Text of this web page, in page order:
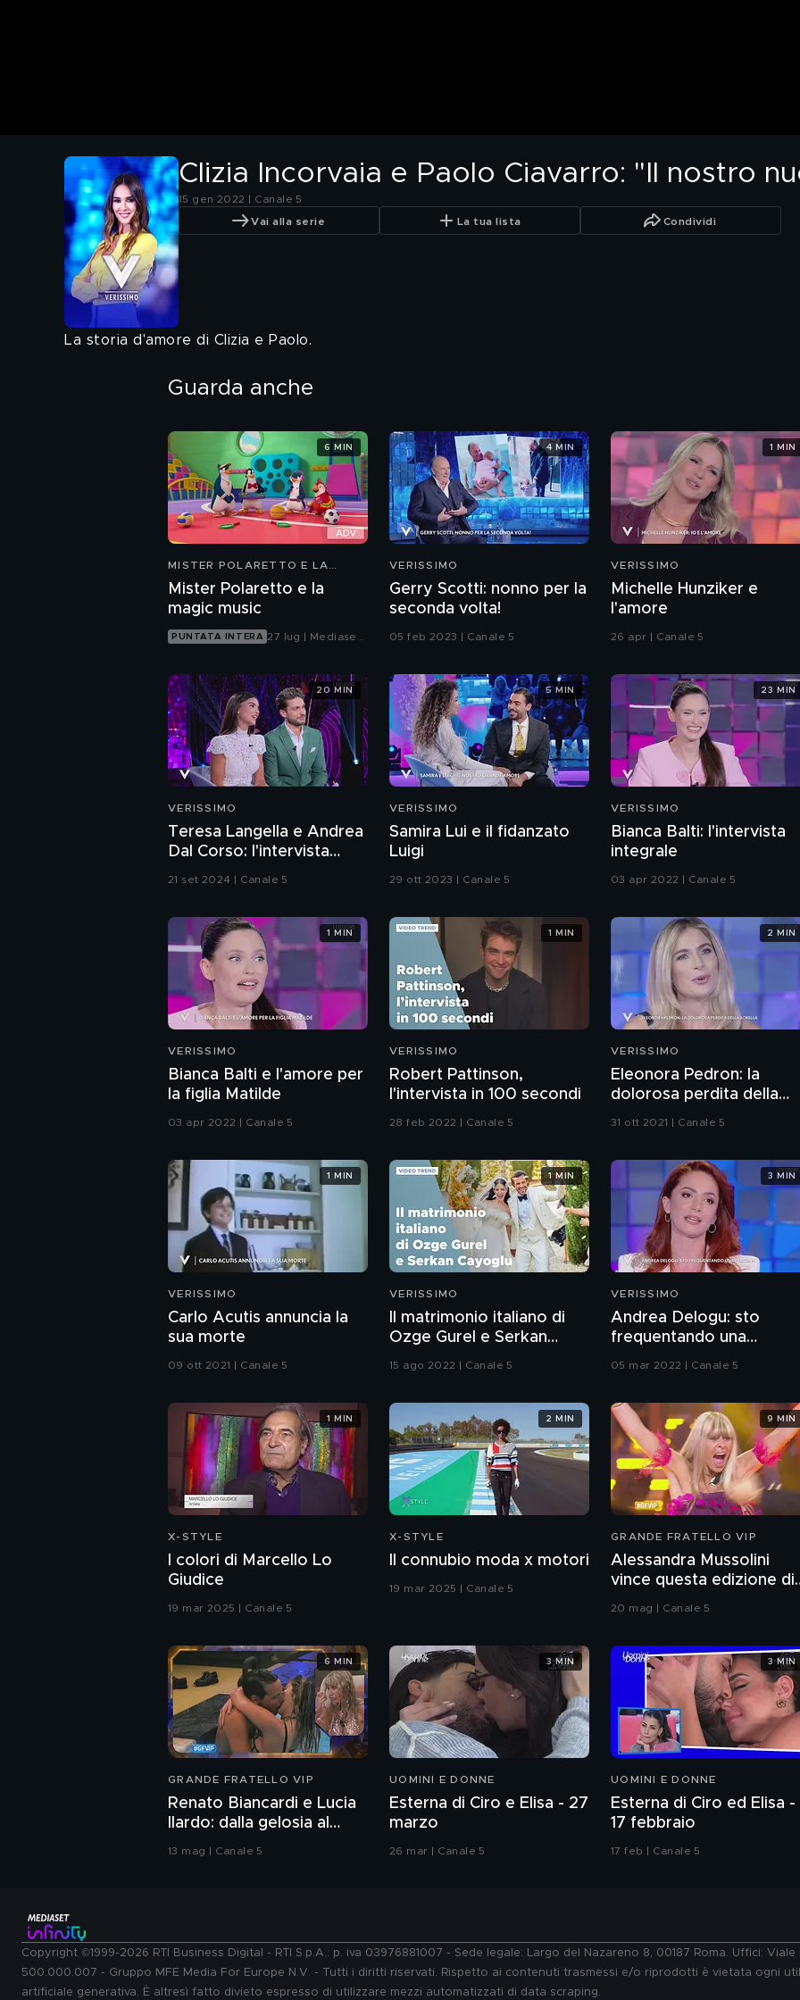
Clizia Incorvaia e Paolo Ciavarro: "Il nostro
15 gen 2022 | Canale 5
Vai alla serie La tua lista Condividi
La storia d'amore di Clizia e Paolo.
Guarda anche
MISTER POLARETTO E LA
Mister Polaretto e la
magic music
PUNTATA INTERA 27 lug | Mediaset
6 MIN
VERISSIMO
Gerry Scotti: nonno per la
seconda volta!
05 feb 2023 | Canale 5
4 MIN
VERISSIMO
Michelle Hunziker e
l'amore
26 apr | Canale 5
1 MIN
VERISSIMO
Teresa Langella e Andrea
Dal Corso: l'intervista
21 set 2024 | Canale 5
20 MIN
VERISSIMO
Samira Lui e il fidanzato
Luigi
29 ott 2023 | Canale 5
5 MIN
VERISSIMO
Bianca Balti: l'intervista
integrale
03 apr 2022 | Canale 5
23 MIN
VERISSIMO
Bianca Balti e l'amore per
la figlia Matilde
03 apr 2022 | Canale 5
1 MIN
VERISSIMO
Robert Pattinson,
l'intervista in 100 secondi
28 feb 2022 | Canale 5
1 MIN
VERISSIMO
Eleonora Pedron: la
dolorosa perdita della
31 ott 2021 | Canale 5
2 MIN
VERISSIMO
Carlo Acutis annuncia la
sua morte
09 ott 2021 | Canale 5
1 MIN
VERISSIMO
Il matrimonio italiano di
Ozge Gurel e Serkan
15 ago 2022 | Canale 5
1 MIN
VERISSIMO
Andrea Delogu: sto
frequentando una
05 mar 2022 | Canale 5
3 MIN
X-STYLE
I colori di Marcello Lo
Giudice
19 mar 2025 | Canale 5
1 MIN
X-STYLE
Il connubio moda x motori
19 mar 2025 | Canale 5
2 MIN
GRANDE FRATELLO VIP
Alessandra Mussolini
vince questa edizione di
Grande Fratello VIP
20 mag | Canale 5
9 MIN
GRANDE FRATELLO VIP
Renato Biancardi e Lucia
Ilardo: dalla gelosia al
13 mag | Canale 5
6 MIN
UOMINI E DONNE
Esterna di Ciro e Elisa - 27
marzo
26 mar | Canale 5
3 MIN
UOMINI E DONNE
Esterna di Ciro ed Elisa -
17 febbraio
17 feb | Canale 5
3 MIN
Copyright ©1999-2026 RTI Business Digital - RTI S.p.A.: p. iva 03976881007 - Sede legale: Largo del Nazareno 8, 00187 Roma. Uffici:
500.000.007 - Gruppo MFE Media For Europe N.V. - Tutti i diritti riservati. Rispetto ai contenuti trasmessi e/o riprodotti è vietata ogni
artificiale generativa. È altresì fatto divieto espresso di utilizzare mezzi automatizzati di data scraping.